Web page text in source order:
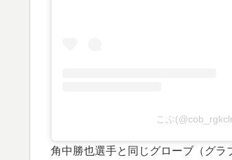
こぶ
角中勝也選手と同じグローブ（グラ